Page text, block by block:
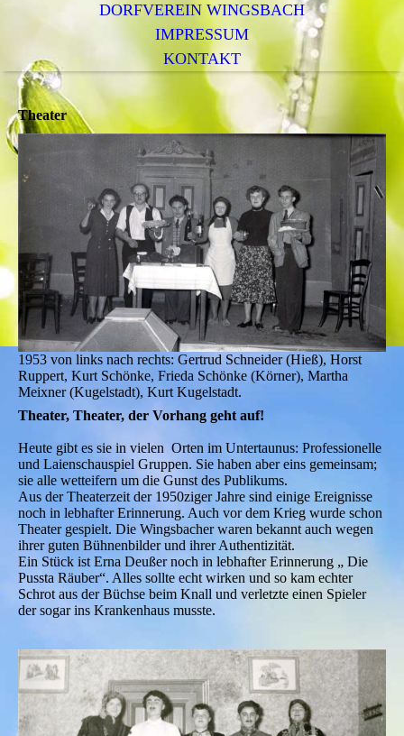
DORFVEREIN WINGSBACH
IMPRESSUM
KONTAKT
Theater
1953 von links nach rechts: Gertrud Schneider (Hieß), Horst
Ruppert, Kurt Schönke, Frieda Schönke (Körner), Martha
Meixner (Kugelstadt), Kurt Kugelstadt.
Theater, Theater, der Vorhang geht auf!
Heute gibt es sie in vielen Orten im Untertaunus: Professionelle
und Laienschauspiel Gruppen. Sie haben aber eins gemeinsam;
sie alle wetteifern um die Gunst des Publikums.
Aus der Theaterzeit der 1950ziger Jahre sind einige Ereignisse
noch in lebhafter Erinnerung. Auch vor dem Krieg wurde schon
Theater gespielt. Die Wingsbacher waren bekannt auch wegen
ihrer guten Bühnenbilder und ihrer Authentizität.
Ein Stück ist Erna Deußer noch in lebhafter Erinnerung „ Die
Pussta Räuber“. Alles sollte echt wirken und so kam echter
Schrot aus der Büchse beim Knall und verletzte einen Spieler
der sogar ins Krankenhaus musste.